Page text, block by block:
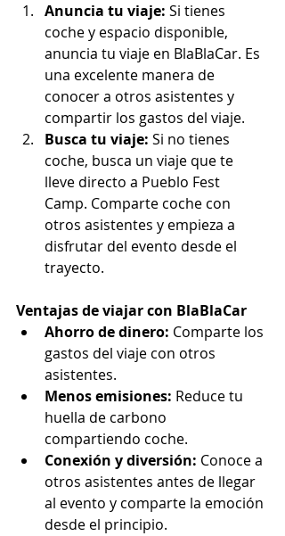
Anuncia tu viaje: Si tienes
coche y espacio disponible,
anuncia tu viaje en BlaBlaCar. Es
una excelente manera de
conocer a otros asistentes y
compartir los gastos del viaje.
Busca tu viaje: Si no tienes
coche, busca un viaje que te
lleve directo a Pueblo Fest
Camp. Comparte coche con
otros asistentes y empieza a
disfrutar del evento desde el
trayecto.
Ventajas de viajar con BlaBlaCar
Ahorro de dinero: Comparte los
gastos del viaje con otros
asistentes.
Menos emisiones: Reduce tu
huella de carbono
compartiendo coche.
Conexión y diversión: Conoce a
otros asistentes antes de llegar
al evento y comparte la emoción
desde el principio.